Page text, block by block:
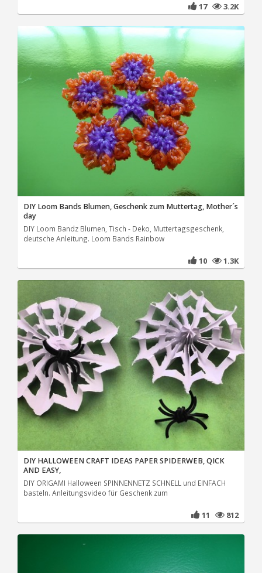
17 3.2K
DIY Loom Bands Blumen, Geschenk zum Muttertag, Mother´s
day
DIY Loom Bandz Blumen, Tisch - Deko, Muttertagsgeschenk,
deutsche Anleitung. Loom Bands Rainbow
10 1.3K
DIY HALLOWEEN CRAFT IDEAS PAPER SPIDERWEB, QICK
AND EASY,
DIY ORIGAMI Halloween SPINNENNETZ SCHNELL und EINFACH
basteln. Anleitungsvideo für Geschenk zum
11 812